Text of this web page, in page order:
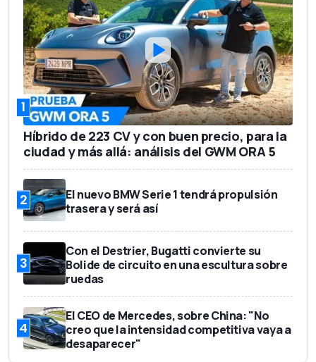
1
Híbrido de 223 CV y con buen precio, para la
ciudad y más allá: análisis del GWM ORA 5
2
El nuevo BMW Serie 1 tendrá propulsión
trasera y será así
3
Con el Destrier, Bugatti convierte su
Bolide de circuito en una escultura sobre
ruedas
4
El CEO de Mercedes, sobre China: "No
creo que la intensidad competitiva vaya a
desaparecer"